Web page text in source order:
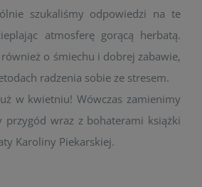
szukaliśmy odpowiedzi na te
atmosferę gorącą herbatą.
o śmiechu i dobrej zabawie,
radzenia sobie ze stresem.
w kwietniu! Wówczas zamienimy
przygód wraz z bohaterami książki
Karoliny Piekarskiej.